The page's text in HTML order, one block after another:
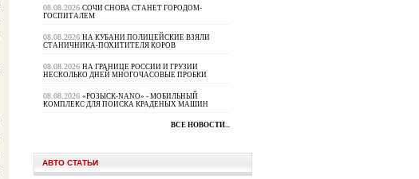
08.08.2026 СОЧИ СНОВА СТАНЕТ ГОРОДОМ-
ГОСПИТАЛЕМ
08.08.2026 НА КУБАНИ ПОЛИЦЕЙСКИЕ ВЗЯЛИ
СТАНИЧНИКА-ПОХИТИТЕЛЯ КОРОВ
08.08.2026 НА ГРАНИЦЕ РОССИИ И ГРУЗИИ
НЕСКОЛЬКО ДНЕЙ МНОГОЧАСОВЫЕ ПРОБКИ
08.08.2026 «РОЗЫСК-NANO» - МОБИЛЬНЫЙ
КОМПЛЕКС ДЛЯ ПОИСКА КРАДЕНЫХ МАШИН
ВСЕ НОВОСТИ...
АВТО СТАТЬИ